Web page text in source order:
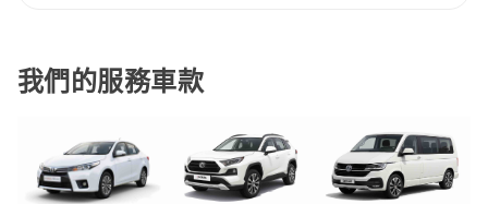
我們的服務車款